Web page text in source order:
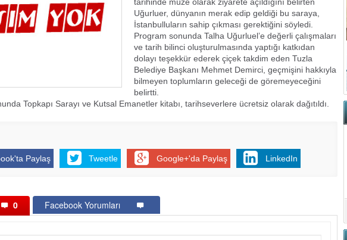
Uğurluer, dünyanın merak edip geldiği bu saraya,
İstanbulluların sahip çıkması gerektiğini söyledi.
Program sonunda Talha Uğurluel’e değerli çalışmaları
ve tarih bilinci oluşturulmasında yaptığı katkıdan
dolayı teşekkür ederek çiçek takdim eden Tuzla
Belediye Başkanı Mehmet Demirci, geçmişini hakkıyla
bilmeyen toplumların geleceği de göremeyeceğini
belirtti.
Topkapı Sarayı ve Kutsal Emanetler kitabı, tarihseverlere ücretsiz olarak dağıtıldı.
Paylaş Tweetle Google+'da Paylaş LinkedIn
0 Facebook Yorumları